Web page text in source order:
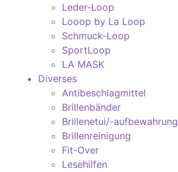
Leder-Loop
Looop by La Loop
Schmuck-Loop
SportLoop
LA MASK
Diverses
Antibeschlagmittel
Brillenbänder
Brillenetui/-aufbewahrung
Brillenreinigung
Fit-Over
Lesehilfen